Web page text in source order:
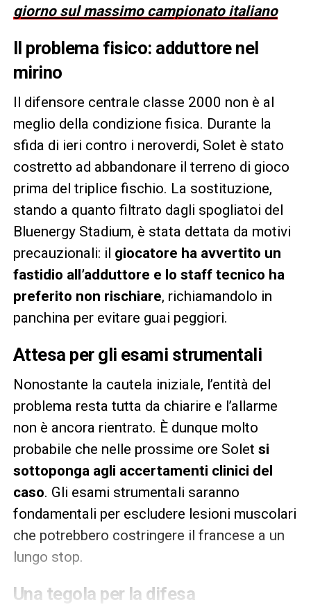
giorno sul massimo campionato italiano
Il problema fisico: adduttore nel
mirino
Il difensore centrale classe 2000 non è al
meglio della condizione fisica. Durante la
sfida di ieri contro i neroverdi, Solet è stato
costretto ad abbandonare il terreno di gioco
prima del triplice fischio. La sostituzione,
stando a quanto filtrato dagli spogliatoi del
Bluenergy Stadium, è stata dettata da motivi
precauzionali: il giocatore ha avvertito un
fastidio all’adduttore e lo staff tecnico ha
preferito non rischiare, richiamandolo in
panchina per evitare guai peggiori.
Attesa per gli esami strumentali
Nonostante la cautela iniziale, l’entità del
problema resta tutta da chiarire e l’allarme
non è ancora rientrato. È dunque molto
probabile che nelle prossime ore Solet si
sottoponga agli accertamenti clinici del
caso. Gli esami strumentali saranno
fondamentali per escludere lesioni muscolari
che potrebbero costringere il francese a un
lungo stop.
Una tegola per la difesa